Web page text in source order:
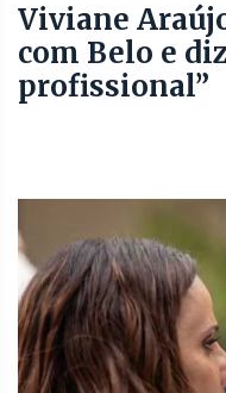
Viviane
com Belo e
profissional”